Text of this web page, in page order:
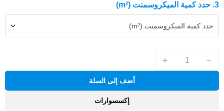
3. حدد كمية الميكروسمنت (m²)
حدد كمية الميكروسمنت (m²)
أضف إلى السلة
إكسسوارات